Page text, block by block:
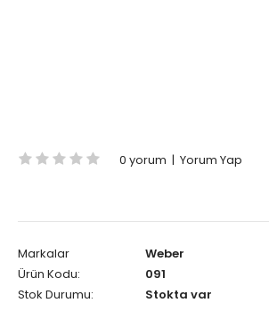
0 yorum | Yorum Yap
Markalar
Weber
Ürün Kodu:
091
Stok Durumu:
Stokta var